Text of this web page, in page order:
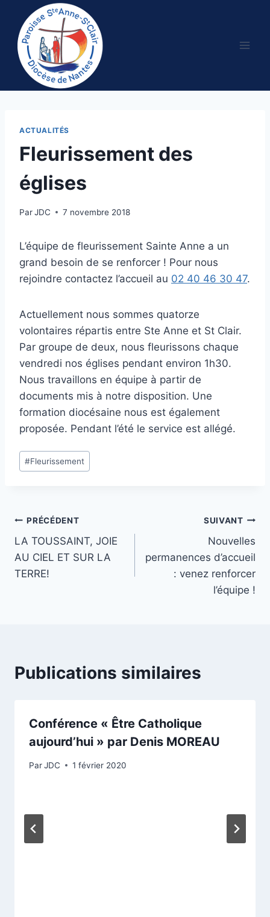
contenu
ACTUALITÉS
Fleurissement des
églises
ParJDC 7 novembre 2018
L’équipe de fleurissement Sainte Anne a un
grand besoin de se renforcer ! Pour nous
rejoindre contactez l’accueil au 02 40 46 30 47.
Actuellement nous sommes quatorze
volontaires répartis entre Ste Anne et St Clair.
Par groupe de deux, nous fleurissons chaque
vendredi nos églises pendant environ 1h30.
Nous travaillons en équipe à partir de
documents mis à notre disposition. Une
formation diocésaine nous est également
proposée. Pendant l’été le service est allégé.
Étiquettes
de
#Fleurissement
Navigation
de
l’article
PRÉCÉDENT
LA TOUSSAINT, JOIE
AU CIEL ET SUR LA
TERRE!
SUIVANT
Nouvelles
permanences d’accueil
: venez renforcer
l’équipe !
Publications similaires
Conférence « Être Catholique
aujourd’hui » par Denis MOREAU
ParJDC 1 février 2020